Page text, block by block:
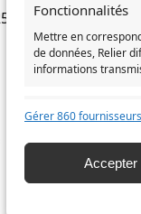
Fonctionnalités
Mettre en
de données, Relier
informations
Assurer la
Enregistrer et
confidentialité.
Gérer 860 fournisseurs
Accepter
porte-clef-